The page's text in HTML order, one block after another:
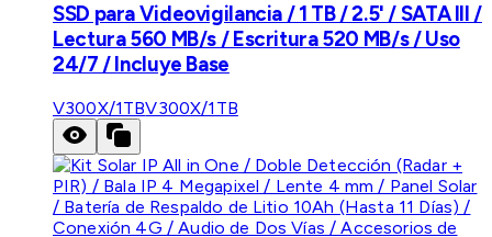
SSD para Videovigilancia / 1 TB / 2.5' / SATA III /
Lectura 560 MB/s / Escritura 520 MB/s / Uso
24/7 / Incluye Base
V300X/1TBV300X/1TB